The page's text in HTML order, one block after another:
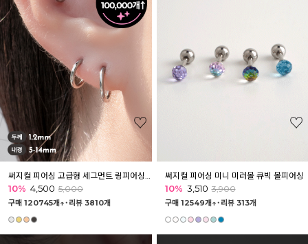
써지컬 피어싱 고급형 세그먼트 링피어싱 25종
10% 4,500 5,000
구매 120745개↑˙ 리뷰 3810개
써지컬 피어싱 미니 미러볼 큐빅 볼피어싱
10% 3,510 3,900
구매 12549개↑˙ 리뷰 313개